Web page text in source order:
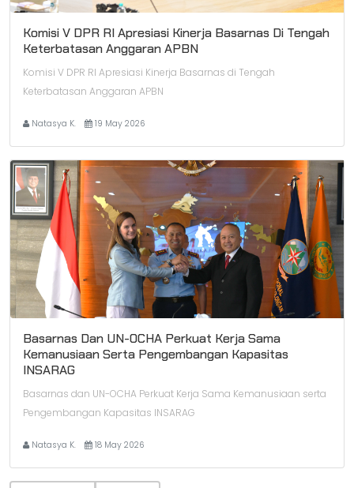
Komisi V DPR RI Apresiasi Kinerja Basarnas Di Tengah
Keterbatasan Anggaran APBN
Komisi V DPR RI Apresiasi Kinerja Basarnas di Tengah
Keterbatasan Anggaran APBN
Natasya K. 19 May 2026
Basarnas Dan UN-OCHA Perkuat Kerja Sama
Kemanusiaan Serta Pengembangan Kapasitas
INSARAG
Basarnas dan UN-OCHA Perkuat Kerja Sama Kemanusiaan serta
Pengembangan Kapasitas INSARAG
Natasya K. 18 May 2026